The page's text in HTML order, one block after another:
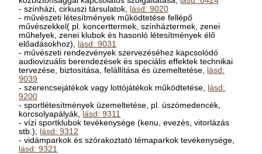
- színházi, cirkuszi társulatok, lásd: 9020
- művészeti létesítmények működtetése fellépő
művészekkel( pl. koncerttermek, színháztermek, zenei
műhelyek, zenei klubok és hasonló létesítmények élő
előadásokhoz), lásd: 9031
- művészeti rendezvények szervezéséhez kapcsolódó
audiovizuális berendezések és speciális effektek technikai
tervezése, biztosítása, felállítása és üzemeltetése, lásd:
9039
- szerencsejátékok vagy lottójátékok működtetése, lásd:
9200
- sportlétesítmények üzemeltetése, pl. úszómedencék,
korcsolyapályák, lásd: 9311
- vízi sportklubok tevékenysége (kenu, evezés, vitorlázás
stb.), lásd: 9312
- vidámparkok és szórakoztató témaparkok tevékenysége,
lásd: 9321